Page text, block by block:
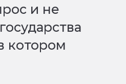
и не
котором